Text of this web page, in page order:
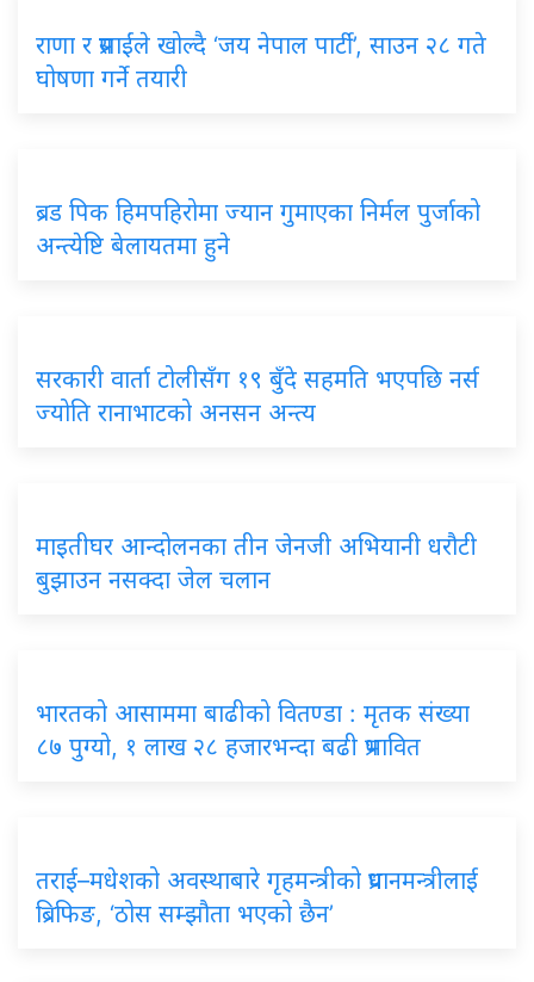
राणा र प्रसाईंले खोल्दै ‘जय नेपाल पार्टी’, साउन २८ गते
घोषणा गर्ने तयारी
ब्रड पिक हिमपहिरोमा ज्यान गुमाएका निर्मल पुर्जाको
अन्त्येष्टि बेलायतमा हुने
सरकारी वार्ता टोलीसँग १९ बुँदे सहमति भएपछि नर्स
ज्योति रानाभाटको अनसन अन्त्य
माइतीघर आन्दोलनका तीन जेनजी अभियानी धरौटी
बुझाउन नसक्दा जेल चलान
भारतको आसाममा बाढीको वितण्डा : मृतक संख्या
८७ पुग्यो, १ लाख २८ हजारभन्दा बढी प्रभावित
तराई–मधेशको अवस्थाबारे गृहमन्त्रीको प्रधानमन्त्रीलाई
ब्रिफिङ, ‘ठोस सम्झौता भएको छैन’